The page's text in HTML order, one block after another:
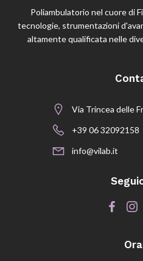
Poliambulatorio nel cuore di
tecnologie, strumentazioni
altamente qualificata nelle
Via Trincea delle
+39 06 32092158
info@vilab.it